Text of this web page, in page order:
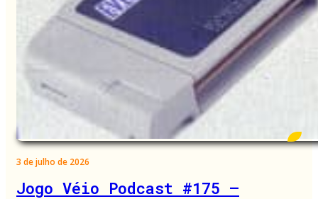
3 de julho de 2026
Jogo Véio Podcast #175 –